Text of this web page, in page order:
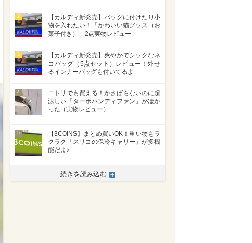
2
【カルディ新発売】バッグに付けたり小
物を入れたい！「かわいい猫グッズ（お
菓子付き）」2点実物レビュー
3
【カルディ新発売】爽やかでシックなネ
コバッグ（5点セット）レビュー！外せ
るインナーバッグも付いてるよ
4
ニトリでも買える！かさばらないのに超
涼しい「ターボハンディファン」が凄か
った（実物レビュー）
5
【3COINS】まとめ買いOK！重い物もラ
クラク「スリコの保冷キャリー」が多機
能だよ♪
続きを読み込む